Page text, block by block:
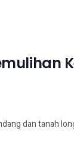
dan tanah